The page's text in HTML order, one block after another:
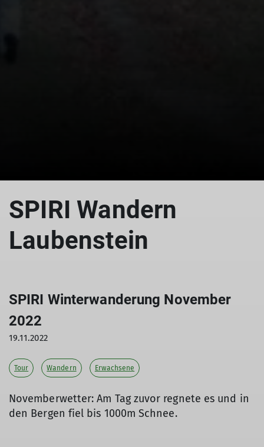
SPIRI Wandern
Laubenstein
SPIRI Winterwanderung November
2022
19.11.2022
Tour Wandern Erwachsene
Novemberwetter: Am Tag zuvor regnete es und in
den Bergen fiel bis 1000m Schnee.